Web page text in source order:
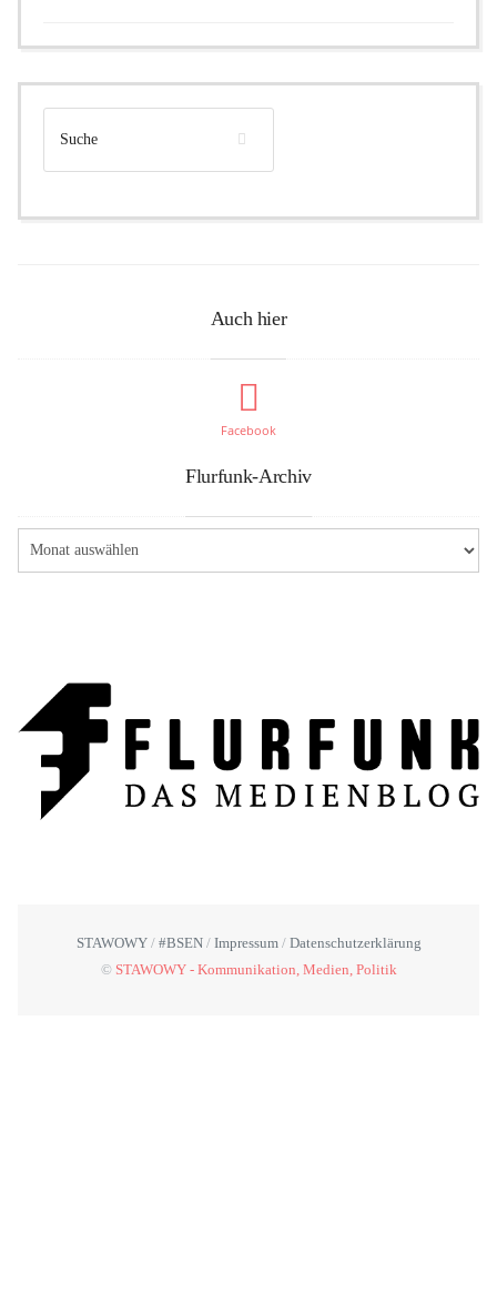
Auch hier
Facebook
Flurfunk-Archiv
STAWOWY #BSEN Impressum
Datenschutzerklärung
© STAWOWY - Kommunikation, Medien, Politik